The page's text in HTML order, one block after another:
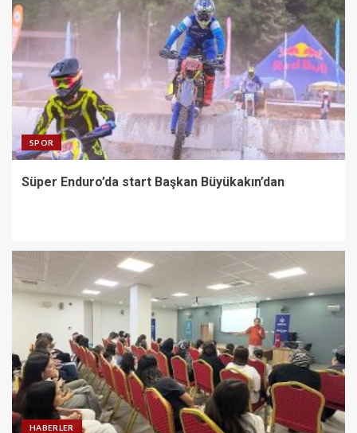
SPOR
Süper Enduro’da start Başkan Büyükakın’dan
HABERLER